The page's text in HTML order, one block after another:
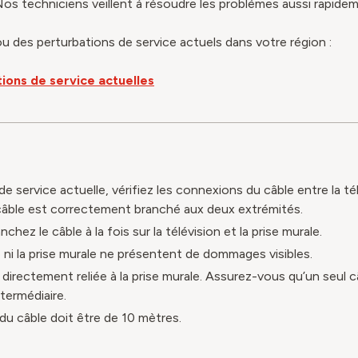
techniciens veillent à résoudre les problèmes aussi
des perturbations de service actuels dans votre région :
de service actuelles
de service actuelle, vérifiez les connexions du câble entre la
est correctement branché aux deux extrémités.
le câble à la fois sur la télévision et la prise murale.
la prise murale ne présentent de dommages visibles.
reliée à la prise murale. Assurez-vous qu’un seul
câble doit être de 10 mètres.